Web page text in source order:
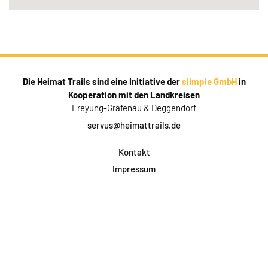
Die Heimat Trails sind eine Initiative dersiimple GmbHin
Kooperation mit den Landkreisen
Freyung-Grafenau & Deggendorf
servus@heimattrails.de
Kontakt
Impressum